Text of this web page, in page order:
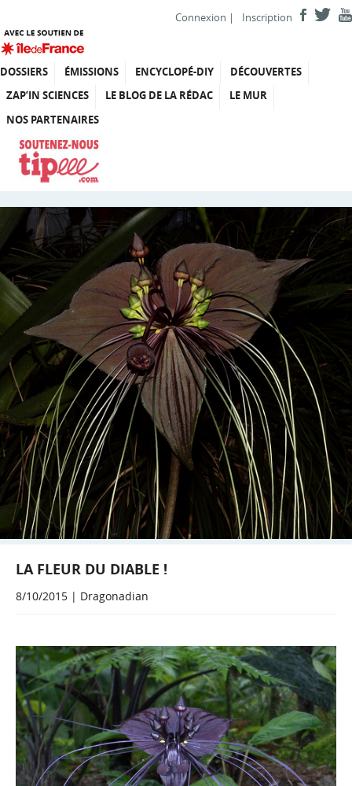
Connexion | Inscription
DOSSIERS ÉMISSIONS ENCYCLOPÉ-DIY
DÉCOUVERTES
ZAP’IN SCIENCES
LE BLOG DE LA RÉDAC
LE MUR
NOS PARTENAIRES
LA FLEUR DU DIABLE !
8/10/2015 | Dragonadian